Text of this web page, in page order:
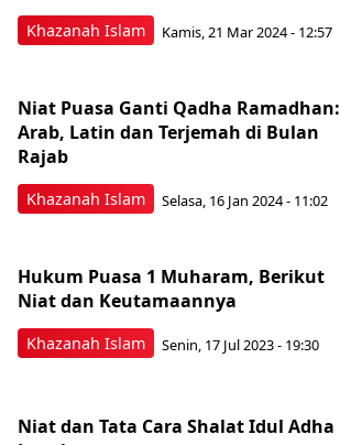
Khazanah Islam Kamis, 21 Mar 2024 - 12:57
Khazanah Islam
Niat Puasa Ganti Qadha Ramadhan:
Arab, Latin dan Terjemah di Bulan
Rajab
Selasa, 16 Jan 2024 - 11:02
Khazanah Islam
Hukum Puasa 1 Muharam, Berikut
Niat dan Keutamaannya
Senin, 17 Jul 2023 - 19:30
Niat dan Tata Cara Shalat Idul Adha